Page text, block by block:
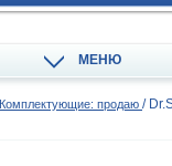
МЕНЮ
Комплектующие: продаю /